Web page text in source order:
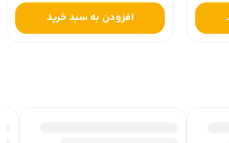
افزودن به سبد خرید